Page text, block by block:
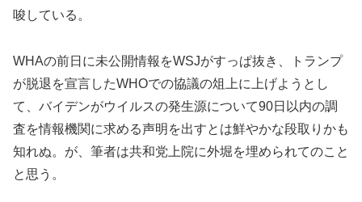
唆している。
WHAの前日に未公開情報をWSJがすっぱ抜き、トランプ
が脱退を宣言したWHOでの協議の俎上に上げようとし
て、バイデンがウイルスの発生源について90日以内の調
査を情報機関に求める声明を出すとは鮮やかな段取りかも
知れぬ。が、筆者は共和党上院に外堀を埋められてのこと
と思う。